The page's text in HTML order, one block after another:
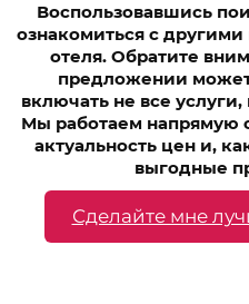
Воспользовавшись
ознакомиться с
отеля. Обратите
предложении может
включать не все
Мы работаем напрямую
актуальность цен и,
выгодные
Сделайте мне